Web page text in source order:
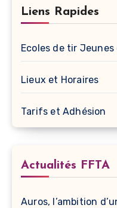
Liens Rapides
Ecoles de tir
Lieux et Horaires
Tarifs et Adhésion
Actualités FFTA
Auros, l’ambition